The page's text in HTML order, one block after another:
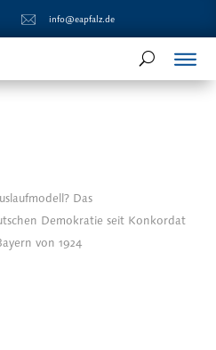
info@eapfalz.de
Das
Demokratie seit Konkordat
von 1924